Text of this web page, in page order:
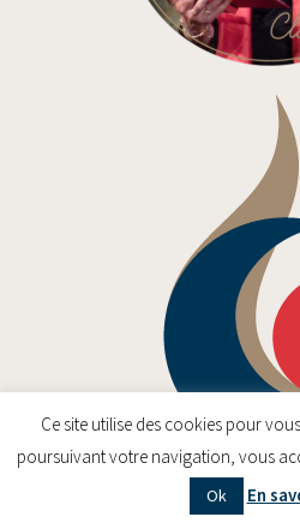
Ce site utilise des cookies pour
poursuivant votre navigation, vous
Ok En